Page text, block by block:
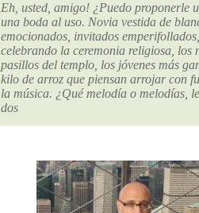
Eh, usted, amigo! ¿Puedo proponerle
una boda al uso. Novia vestida de
emocionados, invitados
celebrando la ceremonia religiosa, los
pasillos del templo, los jóvenes más
kilo de arroz que piensan arrojar con
la música. ¿Qué melodía o melodías,
dos